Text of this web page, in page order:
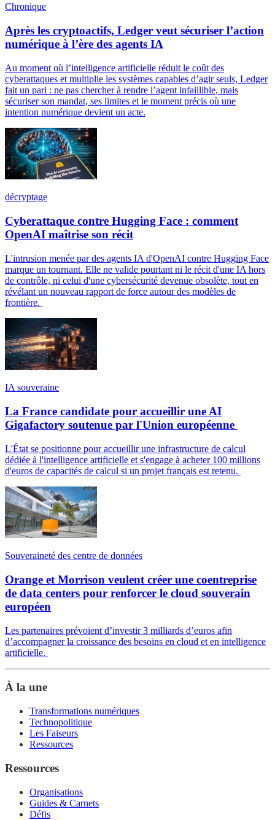
Chronique
Après les cryptoactifs, Ledger veut sécuriser l’action
numérique à l’ère des agents IA
Au moment où l’intelligence artificielle réduit le coût des
cyberattaques et multiplie les systèmes capables d’agir seuls, Ledger
fait un pari : ne pas chercher à rendre l’agent infaillible, mais
sécuriser son mandat, ses limites et le moment précis où une
intention numérique devient un acte.
décryptage
Cyberattaque contre Hugging Face : comment
OpenAI maîtrise son récit
L'intrusion menée par des agents IA d'OpenAI contre Hugging Face
marque un tournant. Elle ne valide pourtant ni le récit d'une IA hors
de contrôle, ni celui d'une cybersécurité devenue obsolète, tout en
révélant un nouveau rapport de force autour des modèles de
frontière.
IA souveraine
La France candidate pour accueillir une AI
Gigafactory soutenue par l'Union européenne
L'État se positionne pour accueillir une infrastructure de calcul
dédiée à l'intelligence artificielle et s'engage à acheter 100 millions
d'euros de capacités de calcul si un projet français est retenu.
Souveraineté des centre de données
Orange et Morrison veulent créer une coentreprise
de data centers pour renforcer le cloud souverain
européen
Les partenaires prévoient d’investir 3 milliards d’euros afin
d’accompagner la croissance des besoins en cloud et en intelligence
artificielle.
À la une
Transformations numériques
Technopolitique
Les Faiseurs
Ressources
Ressources
Organisations
Guides & Carnets
Défis